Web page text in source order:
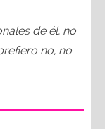
de él, no
no, no